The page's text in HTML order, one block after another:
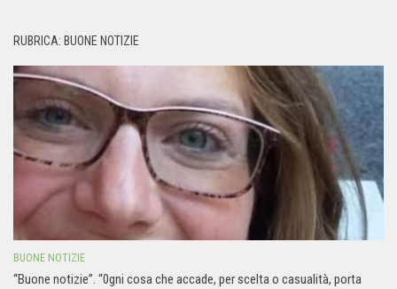
RUBRICA: BUONE NOTIZIE
BUONE NOTIZIE
“Buone notizie”. “0gni cosa che accade, per scelta o casualità, porta